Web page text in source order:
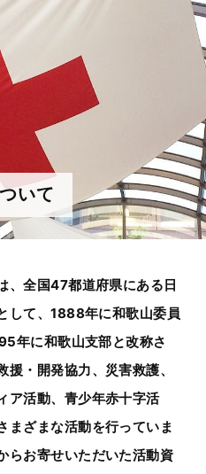
いて
、全国47都道府県にある日
して、1888年に和歌山委員
年に和歌山支部と改称さ
・開発協力、災害救護、
ア活動、青少年赤十字活
まざまな活動を行っていま
らお寄せいただいた活動資